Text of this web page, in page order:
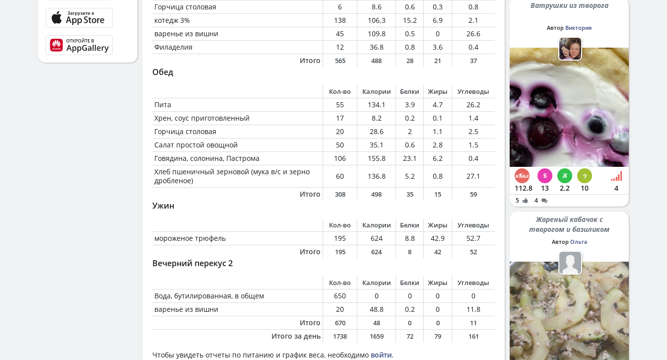
Горчица столовая
6 8.6 0.6 0.3
0.8
котедж 3%
138 106.3 15.2 6.9
2.1
варенье из вишни
45 109.8 0.5 0
26.6
Филаделия
12 36.8 0.8 3.6
0.4
Итого
565 488 28 21 37
Обед
Кол-во Калории Белки Жиры Углеводы
Пита 55 134.1 3.9 4.7
26.2
Хрен, соус приготовленный
17 8.2 0.2 0.1
1.4
Горчица столовая
20 28.6 2 1.1
2.5
Салат простой овощной
50 35.1 0.6 2.8
1.5
Говядина, солонина, Пастрома
106 155.8 23.1 6.2
0.4
Хлеб пшеничный зерновой (мука в/с и зерно
дробленое)
60 136.8 5.2 0.8
27.1
Итого
308 498 35 15 59
Ужин
Кол-во Калории Белки Жиры Углеводы
мороженое трюфель 195 624 8.8 42.9
52.7
Итого
195 624 8 42 52
Вечерний перекус 2
Кол-во Калории Белки Жиры Углеводы
Вода, бутилированная, в общем 650 0 0 0
0
варенье из вишни
20 48.8 0.2 0
11.8
Итого
670 48 0 0 11
Итого за день 1738 1659 72 79 161
Чтобы увидеть отчеты по питанию и график веса, необходимо войти.
Ватрушки из творога
Автор Виктория
112.8 13 2.2 10 4
5 4
Жареный кабачок с
творогом и базиликом
Автор Ольга